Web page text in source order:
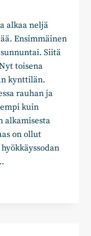
alkaa neljä
Ensimmäinen
Siitä
toisena
kynttilän.
rauhan ja
kuin
alkamisesta
on ollut